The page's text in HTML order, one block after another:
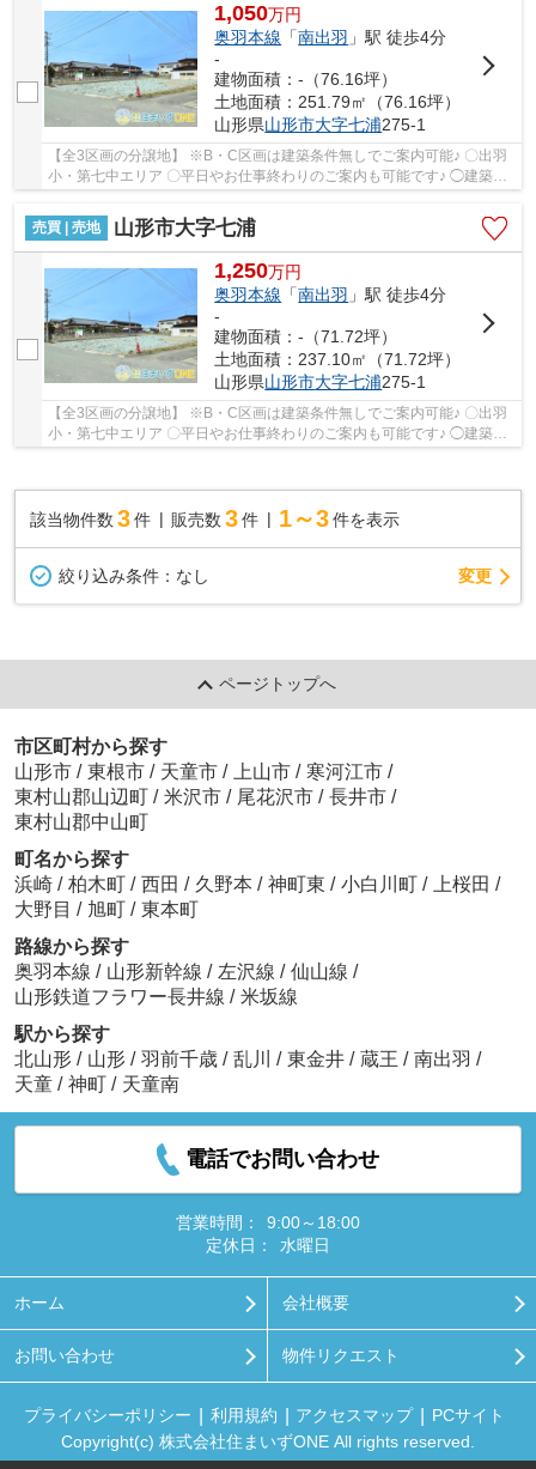
1,050万円
奥羽本線 「南出羽 」駅 徒歩4分
-
建物面積：-（76.16坪）
土地面積：251.79㎡（76.16坪）
山形県山形市大字七浦275-1
【全3区画の分譲地】 ※B・C区画は建築条件無しでご案内可能♪ 〇出羽
小・第七中エリア 〇平日やお仕事終わりのご案内も可能です♪ ◯建築業
売買 | 売地
山形市大字七浦
1,250万円
奥羽本線 「南出羽 」駅 徒歩4分
-
建物面積：-（71.72坪）
土地面積：237.10㎡（71.72坪）
山形県山形市大字七浦275-1
【全3区画の分譲地】 ※B・C区画は建築条件無しでご案内可能♪ 〇出羽
小・第七中エリア 〇平日やお仕事終わりのご案内も可能です♪ ◯建築業
者のご紹介や無料で資金相談・間取り相談も可能...
該当物件数 3件 販売数 3 件 1～3 件を表示
絞り込み条件： なし 変更
ページトップへ
市区町村から探す
山形市 / 東根市 / 天童市 / 上山市 / 寒河江市 /
東村山郡山辺町 / 米沢市 / 尾花沢市 / 長井市 /
東村山郡中山町
町名から探す
浜崎 / 柏木町 / 西田 / 久野本 / 神町東 / 小白川町 / 上桜田 /
大野目 / 旭町 / 東本町
路線から探す
奥羽本線 / 山形新幹線 / 左沢線 / 仙山線 /
山形鉄道フラワー長井線 / 米坂線
駅から探す
北山形 / 山形 / 羽前千歳 / 乱川 / 東金井 / 蔵王 / 南出羽 /
天童 / 神町 / 天童南
電話でお問い合わせ
営業時間：
9:00～18:00
定休日：
水曜日
ホーム 会社概要
お問い合わせ 物件リクエスト
プライバシーポリシー 利用規約 アクセスマップ
PCサイト
Copyright(c) 株式会社住まいずONE All rights reserved.